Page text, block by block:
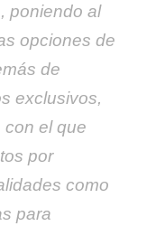
poniendo al
opciones de
de
exclusivos,
con el que
por
como
para